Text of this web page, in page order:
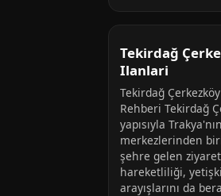
Tekirdağ
Ilanlari
Tekirdağ
Rehberi Tekirdağ
yapısıyla
merkezlerinden
şehre gelen
hareketliliği,
arayışlarını da